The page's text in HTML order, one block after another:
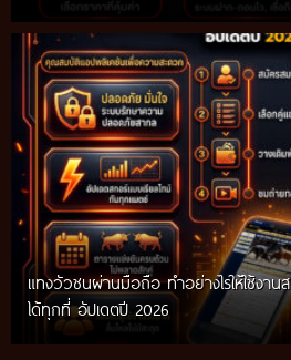
แทงวัวชนผ่านมือถือ ทำอย่างไรให้ใช้งา
ได้ทุกที่ อัปเดตปี 2026